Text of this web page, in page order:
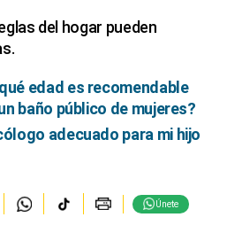
del hogar pueden
edad es recomendable
baño público de mujeres?
adecuado para mi hijo
Únete